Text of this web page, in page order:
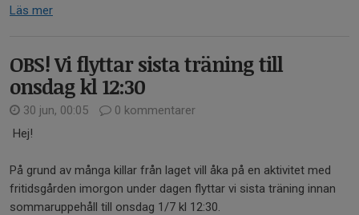
Läs mer
OBS! Vi flyttar sista träning till
onsdag kl 12:30
30 jun, 00:05
0 kommentarer
Hej!
På grund av många killar från laget vill åka på en aktivitet med
fritidsgården imorgon under dagen flyttar vi sista träning innan
sommaruppehåll till onsdag 1/7 kl 12:30.